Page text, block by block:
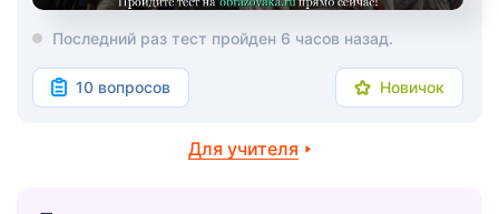
Последний раз тест пройден 6 часов назад.
10 вопросов Новичок
Для учителя